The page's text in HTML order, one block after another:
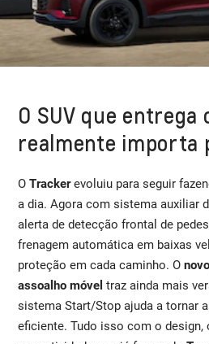
O SUV que entrega
realmente importa
OTrackerevoluiu para seguir
a dia. Agora com sistema auxiliar
alerta de detecção frontal de
frenagem automática em baixas
proteção em cada caminho. O
assoalho móvel traz ainda mais
sistema Start/Stop ajuda a tornar
eficiente. Tudo isso com o design,